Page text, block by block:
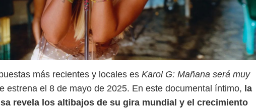
más recientes y locales es Karol G: Mañana será muy
estrena el 8 de mayo de 2025. En este documental íntimo, la
revela los altibajos de su gira mundial y el crecimiento